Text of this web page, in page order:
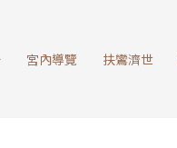
宮內導覽 扶鸞濟世